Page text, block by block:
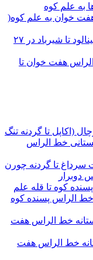
به علم کوه
خوان به علم کوه(
گزارش پیمایش زمستانه خط الراس بینالود تا شیرباد در ۲۷
هفت خوان تا
(اكاپل تا گردنه تنگ
خط الراس
سرداغ تا گردنه چورن
دوبرار
کوه تا قله علم
الراس پسنده کوه
خط الراس هفت
خط الراس هفت